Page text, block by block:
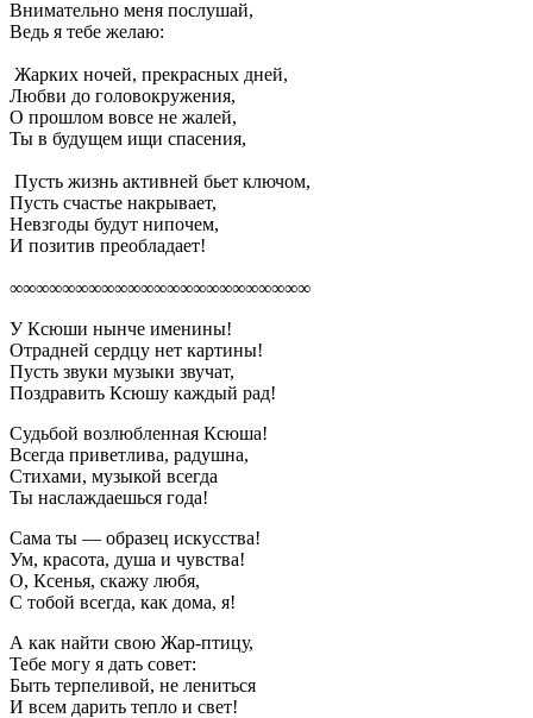
Внимательно меня послушай,
Ведь я тебе желаю:
Жарких ночей, прекрасных дней,
Любви до головокружения,
О прошлом вовсе не жалей,
Ты в будущем ищи спасения,
Пусть жизнь активней бьет ключом,
Пусть счастье накрывает,
Невзгоды будут нипочем,
И позитив преобладает!
∞∞∞∞∞∞∞∞∞∞∞∞∞∞∞∞∞∞∞∞∞∞∞
У Ксюши нынче именины!
Отрадней сердцу нет картины!
Пусть звуки музыки звучат,
Поздравить Ксюшу каждый рад!
Судьбой возлюбленная Ксюша!
Всегда приветлива, радушна,
Стихами, музыкой всегда
Ты наслаждаешься года!
Сама ты — образец искусства!
Ум, красота, душа и чувства!
О, Ксенья, скажу любя,
С тобой всегда, как дома, я!
А как найти свою Жар-птицу,
Тебе могу я дать совет:
Быть терпеливой, не лениться
И всем дарить тепло и свет!